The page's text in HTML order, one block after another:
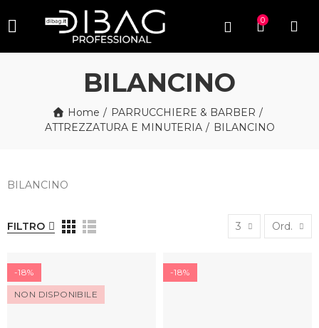
0
BILANCINO
Home
PARRUCCHIERE & BARBER
ATTREZZATURA E MINUTERIA
BILANCINO
BILANCINO
FILTRO 3 Ord.
-18%
NON DISPONIBILE
-18%